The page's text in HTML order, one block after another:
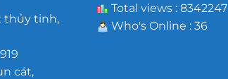
thủy tinh,
cát,
Total views : 8342247
Who's Online : 36